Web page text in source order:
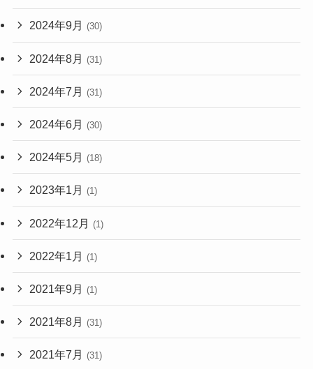
2024年9月 (30)
2024年8月 (31)
2024年7月 (31)
2024年6月 (30)
2024年5月 (18)
2023年1月 (1)
2022年12月 (1)
2022年1月 (1)
2021年9月 (1)
2021年8月 (31)
2021年7月 (31)